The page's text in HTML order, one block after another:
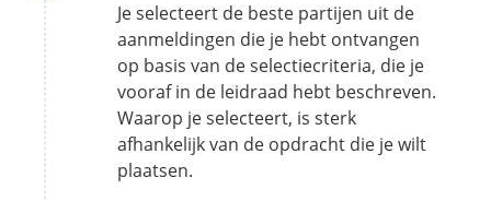
Je selecteert de beste partijen uit de
aanmeldingen die je hebt ontvangen
op basis van de selectiecriteria, die je
vooraf in de leidraad hebt beschreven.
Waarop je selecteert, is sterk
afhankelijk van de opdracht die je wilt
plaatsen.